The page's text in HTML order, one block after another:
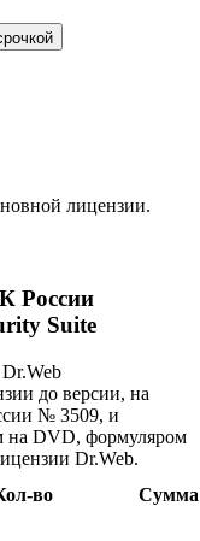
лицензии.
России
Suite
до версии, на
№ 3509, и
на DVD, формуляром
Dr.Web.
во
Сумма